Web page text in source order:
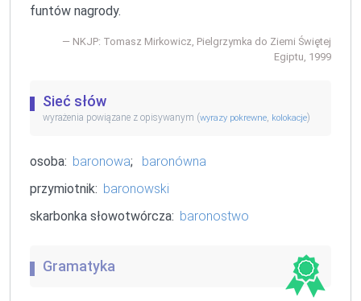
funtów nagrody.
NKJP: Tomasz Mirkowicz, Pielgrzymka do Ziemi Świętej
Egiptu, 1999
Sieć słów
wyrażenia powiązane z opisywanym (wyrazy pokrewne kolokacje)
osoba: baronowa;
baronówna
przymiotnik: baronowski
skarbonka słowotwórcza: baronostwo
Gramatyka